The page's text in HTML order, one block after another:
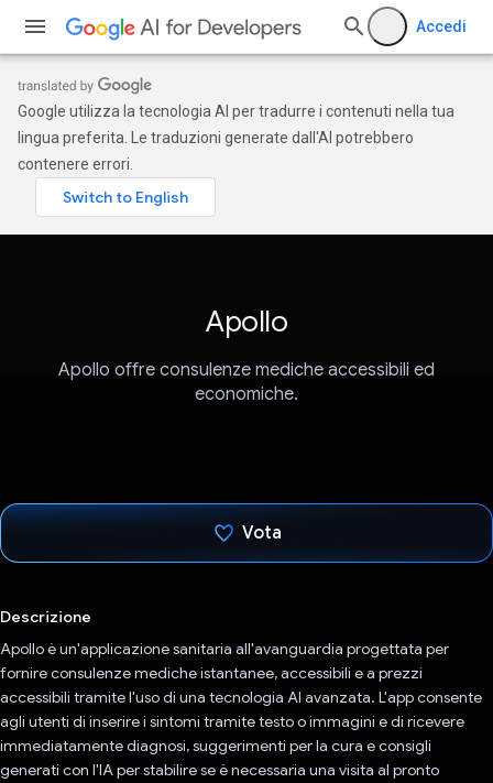
Accedi
Google utilizza la tecnologia AI per tradurre i contenuti nella tua
lingua preferita. Le traduzioni generate dall'AI potrebbero
contenere errori.
Apollo
Apollo offre consulenze mediche accessibili ed
economiche.
Vota
Descrizione
Apollo è un'applicazione sanitaria all'avanguardia progettata per
fornire consulenze mediche istantanee, accessibili e a prezzi
accessibili tramite l'uso di una tecnologia AI avanzata. L'app consente
agli utenti di inserire i sintomi tramite testo o immagini e di ricevere
immediatamente diagnosi, suggerimenti per la cura e consigli
generati con l'IA per stabilire se è necessaria una visita al pronto